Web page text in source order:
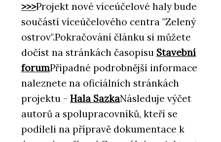
>>>Projekt nové víceúčelové haly bude
součástí víceúčelového centra "Zelený
ostrov".Pokračování článku si můžete
dočíst na stránkách časopisu Stavební
forumPřípadné podrobnější informace
naleznete na oficiálních stránkách
projektu - Hala SazkaNásleduje výčet
autorů a spolupracovníků, kteří se
podíleli na přípravě dokumentace k